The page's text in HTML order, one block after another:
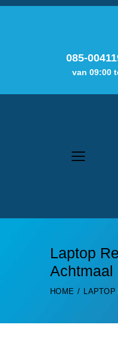
085-
van 09:00
Laptop
Achtmaal
HOME LAPTOP